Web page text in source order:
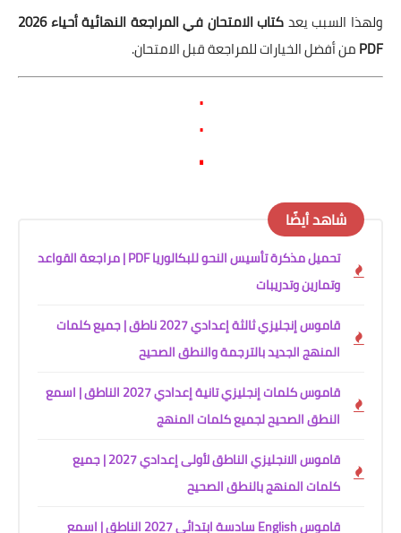
ولهذا السبب يعد
كتاب الامتحان في المراجعة النهائية أحياء 2026
PDFمن أفضل الخيارات للمراجعة قبل الامتحان.
.
.
.
شاهد أيضًا
تحميل مذكرة تأسيس النحو للبكالوريا PDF | مراجعة القواعد
وتمارين وتدريبات
قاموس إنجليزي ثالثة إعدادي 2027 ناطق | جميع كلمات
المنهج الجديد بالترجمة والنطق الصحيح
قاموس كلمات إنجليزي تانية إعدادي 2027 الناطق | اسمع
النطق الصحيح لجميع كلمات المنهج
قاموس الانجليزي الناطق لأولى إعدادي 2027 | جميع
كلمات المنهج بالنطق الصحيح
قاموس English سادسة ابتدائي 2027 الناطق | اسمع